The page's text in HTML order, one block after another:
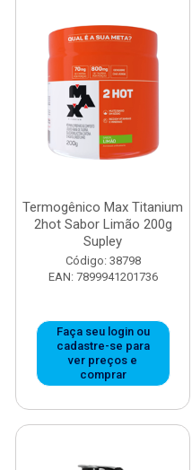
Termogênico Max Titanium
2hot Sabor Limão 200g
Supley
Código: 38798
EAN: 7899941201736
Faça seu login ou
cadastre-se para
ver preços e
comprar